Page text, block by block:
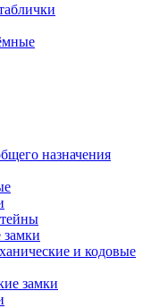
назначения
и кодовые
замки